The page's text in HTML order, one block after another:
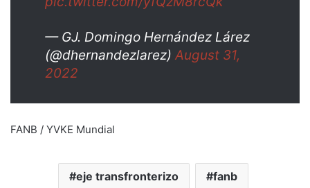
— GJ. Domingo Hernández Lárez
(@dhernandezlarez) August 31,
2022
FANB / YVKE Mundial
eje transfronterizo fanb